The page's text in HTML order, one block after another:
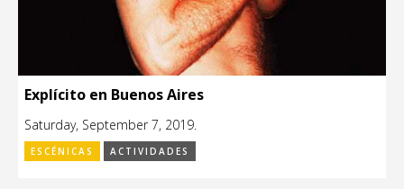
Explícito en Buenos Aires
Saturday, September 7, 2019.
ESCÉNICAS ACTIVIDADES